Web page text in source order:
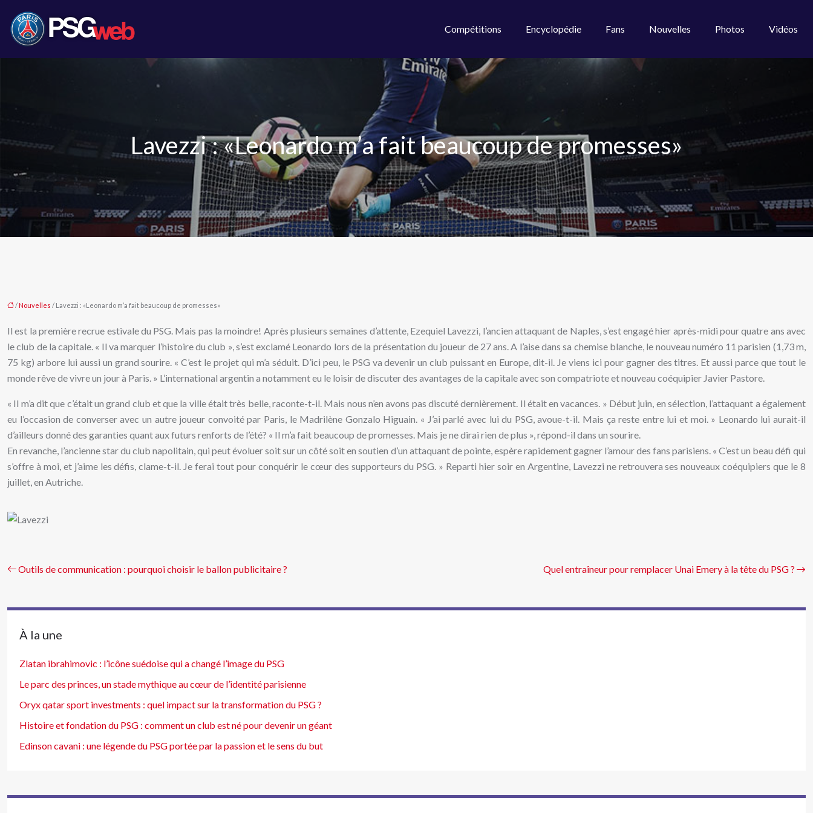
Compétitions Encyclopédie Fans Nouvelles Photos Vidéos
Lavezzi : «Leonardo m’a fait beaucoup de promesses»
/Nouvelles / Lavezzi : «Leonardo m’a fait beaucoup de promesses»
Il est la première recrue estivale du PSG. Mais pas la moindre! Après plusieurs semaines d’attente, Ezequiel Lavezzi, l’ancien attaquant de Naples, s’est engagé hier après-midi pour quatre ans avec
le club de la capitale. « Il va marquer l’histoire du club », s’est exclamé Leonardo lors de la présentation du joueur de 27 ans. A l’aise dans sa chemise blanche, le nouveau numéro 11 parisien (1,73 m,
75 kg) arbore lui aussi un grand sourire. « C’est le projet qui m’a séduit. D’ici peu, le PSG va devenir un club puissant en Europe, dit-il. Je viens ici pour gagner des titres. Et aussi parce que tout le
monde rêve de vivre un jour à Paris. » L’international argentin a notamment eu le loisir de discuter des avantages de la capitale avec son compatriote et nouveau coéquipier Javier Pastore.
« Il m’a dit que c’était un grand club et que la ville était très belle, raconte-t-il. Mais nous n’en avons pas discuté dernièrement. Il était en vacances. » Début juin, en sélection, l’attaquant a également
eu l’occasion de converser avec un autre joueur convoité par Paris, le Madrilène Gonzalo Higuain. « J’ai parlé avec lui du PSG, avoue-t-il. Mais ça reste entre lui et moi. » Leonardo lui aurait-il
d’ailleurs donné des garanties quant aux futurs renforts de l’été? « Il m’a fait beaucoup de promesses. Mais je ne dirai rien de plus », répond-il dans un sourire.
En revanche, l’ancienne star du club napolitain, qui peut évoluer soit sur un côté soit en soutien d’un attaquant de pointe, espère rapidement gagner l’amour des fans parisiens. « C’est un beau défi qui
s’offre à moi, et j’aime les défis, clame-t-il. Je ferai tout pour conquérir le cœur des supporteurs du PSG. » Reparti hier soir en Argentine, Lavezzi ne retrouvera ses nouveaux coéquipiers que le 8
juillet, en Autriche.
Outils de communication : pourquoi choisir le ballon publicitaire ? Quel entraîneur pour remplacer Unai Emery à la tête du PSG ?
À la une
Zlatan ibrahimovic : l’icône suédoise qui a changé l’image du PSG
Le parc des princes, un stade mythique au cœur de l’identité parisienne
Oryx qatar sport investments : quel impact sur la transformation du PSG ?
Histoire et fondation du PSG : comment un club est né pour devenir un géant
Edinson cavani : une légende du PSG portée par la passion et le sens du but